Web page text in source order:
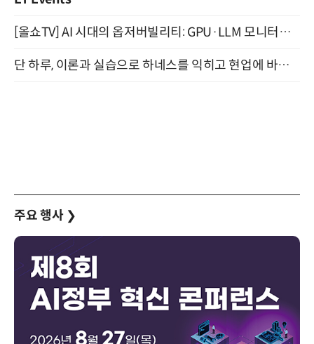
[올쇼TV] AI 시대의 옵저버빌리티: GPU·LLM 모니터링부터 AI 기반 장애 대응까지 (8/11 생방송)
단 하루, 이론과 실습으로 하네스를 익히고 현업에 바로 쓰는 핸즈온 워크숍 (8/20)
주요 행사 ❯